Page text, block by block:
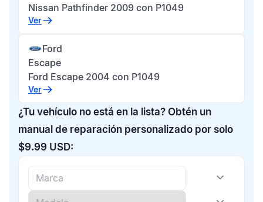
Nissan Pathfinder 2009 con P1049
Ver
Ford
Escape
Ford Escape 2004 con P1049
Ver
¿Tu vehículo no está en la lista? Obtén un
manual de reparación personalizado por solo
$9.99 USD: